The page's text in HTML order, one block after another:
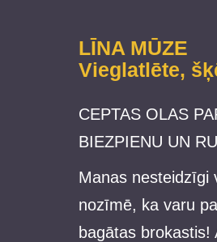
LĪNA MŪZE
Vieglatlēte,
CEPTAS OLAS
BIEZPIENU UN
Manas nesteidzīgi
nozīmē, ka varu
bagātas